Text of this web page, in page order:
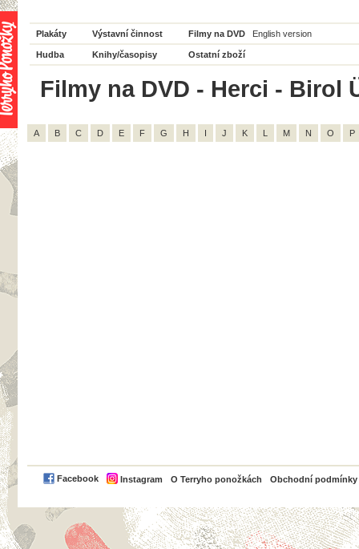
Plakáty Výstavní činnost Filmy na DVD English version
Hudba Knihy/časopisy Ostatní zboží
Filmy na DVD - Herci - Birol
A B C D E F G H I J K L M N O P
Facebook Instagram O Terryho ponožkách Obchodní podmínky
PayPal